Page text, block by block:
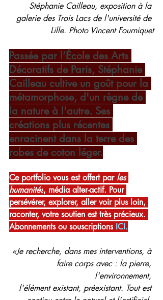
Stéphanie Cailleau, exposition à la
galerie des Trois Lacs de l'université de
Lille. Photo Vincent Fourniquet
Passée par l’École des Arts
Décoratifs de Paris, Stéphanie
Cailleau cultive un goût pour la
métamorphose, d'un règne de
la nature à l'autre. Ses
créations plus récentes
enracinent dans la terre des
robes de coton léger.
Ce portfolio vous est offert par les
humanités, média alter-actif. Pour
persévérer, explorer, aller voir plus loin,
raconter, votre soutien est très précieux.
Abonnements ou souscriptions ICI.
«Je recherche, dans mes interventions, à
faire corps avec : la pierre,
l'environnement,
l'élément existant, préexistant. Tout est